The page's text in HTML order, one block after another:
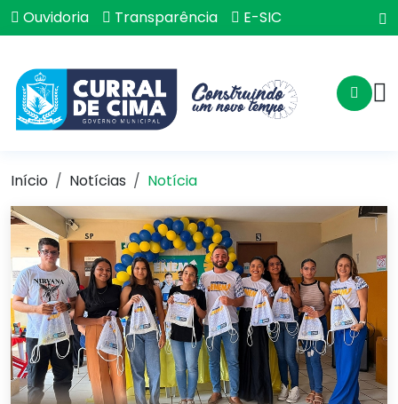
Ouvidoria Transparência E-SIC
Início Notícias Notícia